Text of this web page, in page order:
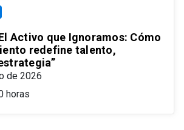
Activo que Ignoramos: Cómo
redefine talento,
de 2026
horas